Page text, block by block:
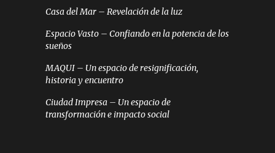
Casa del Mar – Revelación de la luz
Espacio Vasto – Confiando en la potencia de los
sueños
MAQUI – Un espacio de resignificación,
historia y encuentro
Ciudad Impresa – Un espacio de
transformación e impacto social